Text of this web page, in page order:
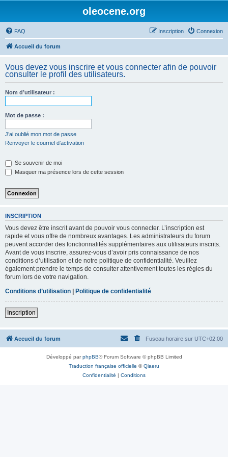
oleocene.org
FAQ Connexion
Inscription
Accueil du forum
Vous devez vous inscrire et vous connecter afin de pouvoir
consulter le profil des utilisateurs.
Nom d’utilisateur :
Mot de passe :
J’ai oublié mon mot de passe
Renvoyer le courriel d’activation
Se souvenir de moi
Masquer ma présence lors de cette session
INSCRIPTION
Vous devez être inscrit avant de pouvoir vous connecter. L’inscription est
rapide et vous offre de nombreux avantages. Les administrateurs du forum
peuvent accorder des fonctionnalités supplémentaires aux utilisateurs inscrits.
Avant de vous inscrire, assurez-vous d’avoir pris connaissance de nos
conditions d’utilisation et de notre politique de confidentialité. Veuillez
également prendre le temps de consulter attentivement toutes les règles du
forum lors de votre navigation.
Conditions d’utilisation | Politique de confidentialité
Inscription
Accueil du forum Fuseau horaire sur UTC+02:00
Développé parphpBB® Forum Software © phpBB Limited
Traduction française officielle ©Qiaeru
Confidentialité | Conditions